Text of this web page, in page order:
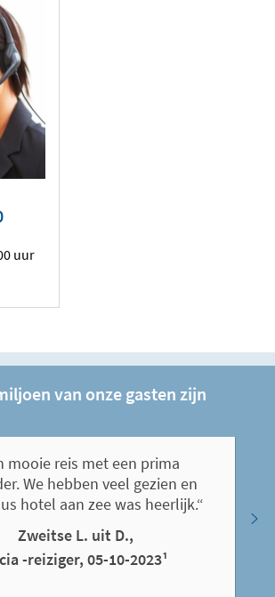
uur
van onze gasten zijn
mooie reis met een prima
We hebben veel gezien en
hotel aan zee was heerlijk.“
Zweitse L. uit D.,
-reiziger, 05-10-2023¹